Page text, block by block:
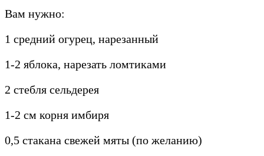
Вам нужно:
1 средний огурец, нарезанный
1-2 яблока, нарезать ломтиками
2 стебля сельдерея
1-2 см корня имбиря
0,5 стакана свежей мяты (по желанию)